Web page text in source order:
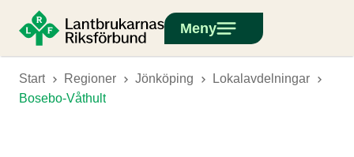
Meny
Start Regioner Jönköping
Lokalavdelningar
Bosebo-Våthult